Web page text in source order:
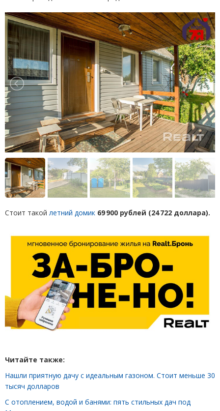
Стоит такой летний домик 69 900 рублей (24 722 доллара).
Читайте также:
Нашли приятную дачу с идеальным газоном. Стоит меньше 30
тысяч долларов
С отоплением, водой и банями: пять стильных дач под